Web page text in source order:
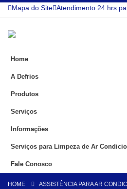
Mapa do Site Atendimento 24 hrs
Home
A Defrios
Produtos
Serviços
Informações
Serviços para Limpeza de Ar
Fale Conosco
HOME ASSISTÊNCIA PARA AR